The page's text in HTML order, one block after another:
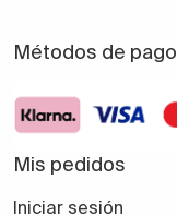
Métodos de pago
Mis pedidos
Iniciar sesión